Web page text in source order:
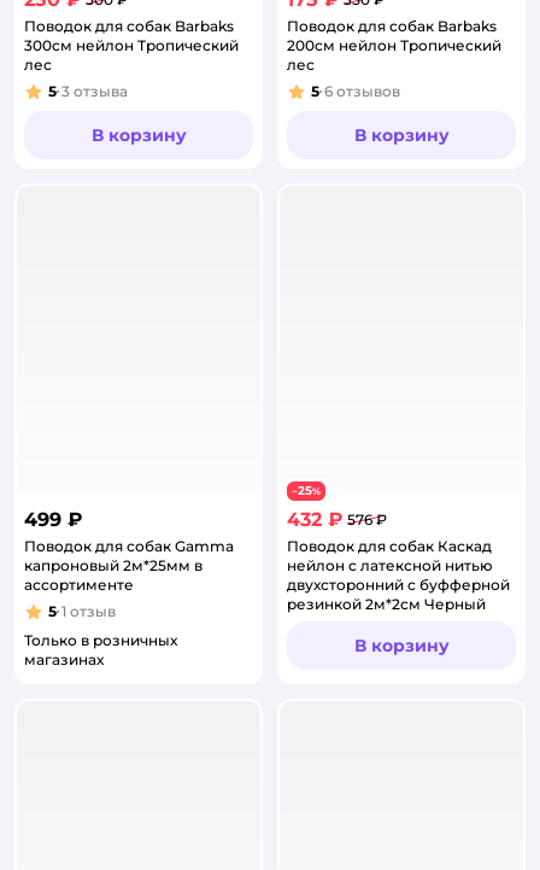
Поводок для собак Barbaks
300см нейлон Тропический
лес
Рейтинг:
5 3 отзыва
В корзину
Поводок для собак Barbaks
200см нейлон Тропический
лес
Рейтинг:
5 6 отзывов
В корзину
499 ₽
Поводок для собак Gamma
капроновый 2м*25мм в
ассортименте
Рейтинг:
5 1 отзыв
Только в розничных
магазинах
−25%
432 ₽ 576 ₽
Поводок для собак Каскад
нейлон с латексной нитью
двухсторонний с буфферной
резинкой 2м*2см Черный
В корзину